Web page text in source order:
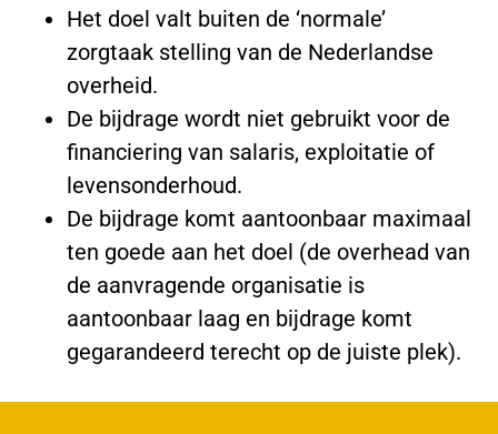
Het doel valt buiten de ‘normale’
zorgtaak stelling van de Nederlandse
overheid.
De bijdrage wordt niet gebruikt voor de
financiering van salaris, exploitatie of
levensonderhoud.
De bijdrage komt aantoonbaar maximaal
ten goede aan het doel (de overhead van
de aanvragende organisatie is
aantoonbaar laag en bijdrage komt
gegarandeerd terecht op de juiste plek).